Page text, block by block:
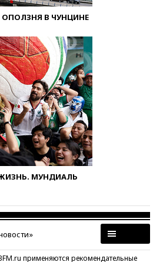
В ЧУНЦИНЕ
МУНДИАЛЬ
применяются рекомендательные